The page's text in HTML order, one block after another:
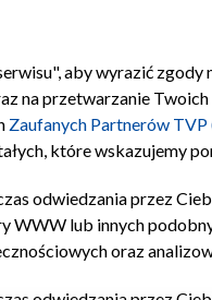
Regulamin TVP
aby wyrazić
na przetwarzanie
Zaufanych Partnerów
które wskazujemy
odwiedzania przez
lub innych
oraz